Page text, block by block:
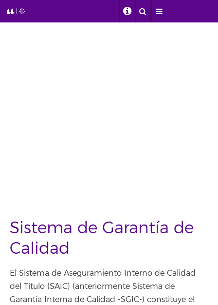
Sistema de Garantía de
Calidad
El Sistema de Aseguramiento Interno de Calidad
del Título (SAIC) (anteriormente Sistema de
Garantía Interna de Calidad -SGIC-) constituye el